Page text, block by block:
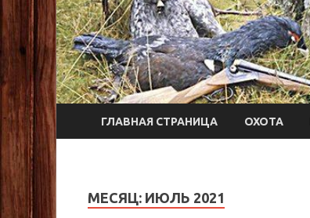
ГЛАВНАЯ СТРАНИЦА ОХОТА
МЕСЯЦ: ИЮЛЬ 2021